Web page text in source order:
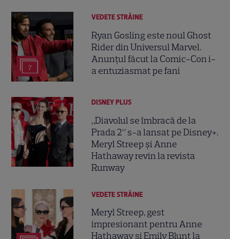
7
VEDETE STRĂINE
Ryan Gosling este noul Ghost
Rider din Universul Marvel.
Anunțul făcut la Comic-Con i-
a entuziasmat pe fani
DISNEY PLUS
„Diavolul se îmbracă de la
Prada 2” s-a lansat pe Disney+.
Meryl Streep și Anne
Hathaway revin la revista
Runway
VEDETE STRĂINE
Meryl Streep, gest
impresionant pentru Anne
Hathaway și Emily Blunt la